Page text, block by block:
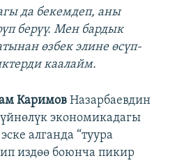
да бекемдеп, аны
берүү. Мен бардык
өзбек элине өсүп-
каалайм.
Каримов Назарбаевдин
экономикадагы
алганда “туура
издөө боюнча пикир